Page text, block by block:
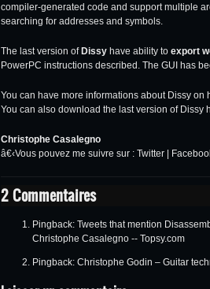
compiler-generated code and support multiple
searching for addresses and symbols.
The last version of Dissy have ability to export
PowerPC instructions described. The GUI has
You can have more informations about Dissy on
You can also download the last version of Dissy
Christophe Casalegno
â€‹Vous pouvez me suivre sur : Twitter
2 Commentaires
Pingback: Tweets that mention
Christophe Casalegno -- Topsy.com
Pingback: Christophe Godin – Guitar